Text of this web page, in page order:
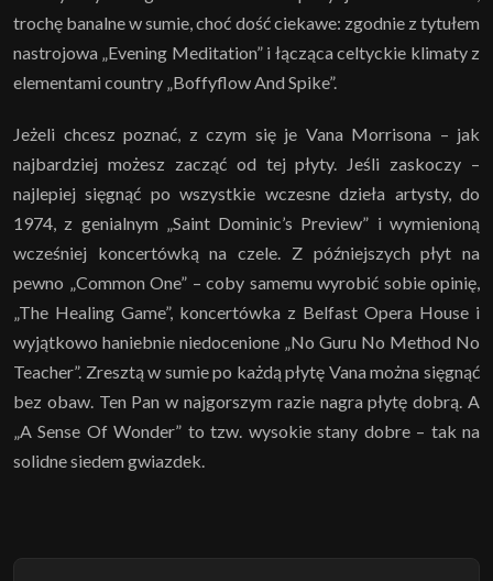
trochę banalne w sumie, choć dość ciekawe: zgodnie z tytułem
nastrojowa „Evening Meditation” i łącząca celtyckie klimaty z
elementami country „Boffyflow And Spike”.
Jeżeli chcesz poznać, z czym się je Vana Morrisona – jak
najbardziej możesz zacząć od tej płyty. Jeśli zaskoczy –
najlepiej sięgnąć po wszystkie wczesne dzieła artysty, do
1974, z genialnym „Saint Dominic’s Preview” i wymienioną
wcześniej koncertówką na czele. Z późniejszych płyt na
pewno „Common One” – coby samemu wyrobić sobie opinię,
„The Healing Game”, koncertówka z Belfast Opera House i
wyjątkowo haniebnie niedocenione „No Guru No Method No
Teacher”. Zresztą w sumie po każdą płytę Vana można sięgnąć
bez obaw. Ten Pan w najgorszym razie nagra płytę dobrą. A
„A Sense Of Wonder” to tzw. wysokie stany dobre – tak na
solidne siedem gwiazdek.